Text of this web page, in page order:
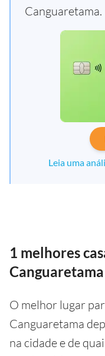
Canguaretama.
Leia uma
1 melhores
Canguaretama
O melhor lugar
Canguaretama
na cidade e de